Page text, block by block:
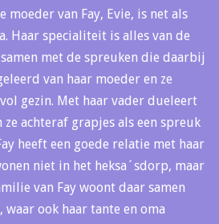
moeder van Fay, Evie, is net als
Haar specialiteit is alles van de
met de spreuken die daarbij
van haar moeder en ze
gezin. Met haar vader dueleert
ze achteraf grapjes als een spreuk
heeft een goede relatie met haar
niet in het heksa´sdorp, maar
van Fay woont daar samen
waar ook haar tante en oma